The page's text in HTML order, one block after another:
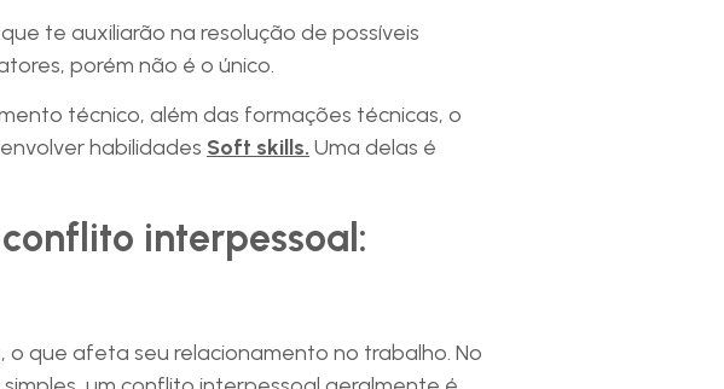
te auxiliarão na resolução de possíveis
porém não é o único.
técnico, além das formações técnicas, o
habilidades Soft skills. Uma delas é
interpessoal:
que afeta seu relacionamento no trabalho. No